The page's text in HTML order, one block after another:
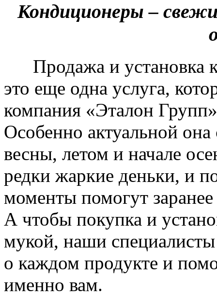
Кондиционеры –
Продажа и установка
это еще одна услуга,
компания «Эталон
Особенно актуальной она
весны, летом и начале
редки жаркие деньки, и
моменты помогут
А чтобы покупка и
мукой, наши специалисты
о каждом продукте и
именно вам.